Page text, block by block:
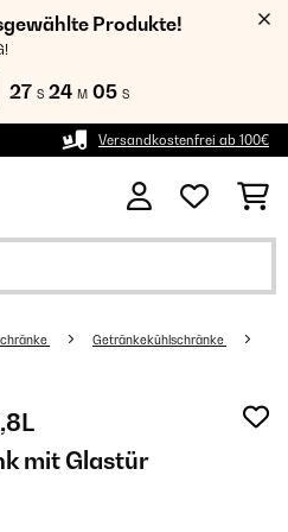
Produkte!
27 S 24 M 04 S
Versandkostenfrei ab 100€
Getränkekühlschränke
mit Glastür​